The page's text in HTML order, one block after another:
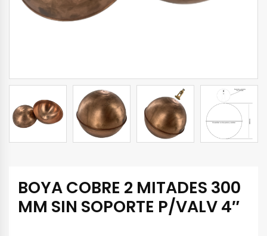
BOYA COBRE 2 MITADES 300
MM SIN SOPORTE P/VALV 4″